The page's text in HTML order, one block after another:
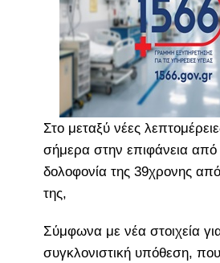
Στο μεταξύ νέες
σήμερα στην επιφάνεια από
δολοφονία της 39χρονης
της,
Σύμφωνα με νέα στοιχεία
συγκλονιστική υπόθεση,